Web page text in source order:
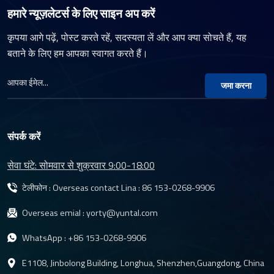
श्रृंखला के लिए उत्कृष्ट
रिज़ॉल्यूशन और छवि गुणवत्ता
प्रदान करता है।
हमारे न्यूज़लेटर्स के लिए साइन अप करें
कृपया आगे पढ़ें, पोस्ट करते रहें, सदस्यता लें और आप क्या सोचते हैं, यह
बताने के लिए हम आपका स्वागत करते हैं।
जमा करना
संपर्क करें
सेवा घंटे: सोमवार से शुक्रवार 9:00-18:00
टेलीफोन : Overseas contact Lina : 86 153-0268-9906
Overseas emial :yorty@yuntal.com
WhatsApp : +86 153-0268-9906
E1108, Jinbolong Building, Longhua, Shenzhen,Guangdong, China